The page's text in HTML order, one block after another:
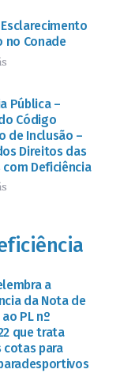
no Conade
Pública –
Código
de Inclusão –
Direitos das
com Deficiência
a
da Nota de
PL nº
que trata
cotas para